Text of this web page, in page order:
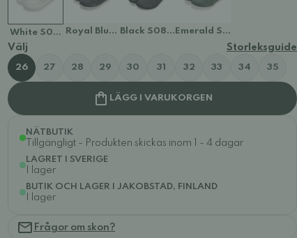
White S088-61168CRoyal Blue S088-61168A
Black S088-61168BEmerald S088-61168
Välj Storleksguide
26 27 28 29 30 31 32 33 34 35
LÄGG I VARUKORGEN
NÄTBUTIK
Tillgängligt - Produkten skickas inom 1 - 4 dagar
LAGRET I SVERIGE
I lager
BUTIK OCH LAGER I JAKOBSTAD, FINLAND
I lager
Frågor om skon?